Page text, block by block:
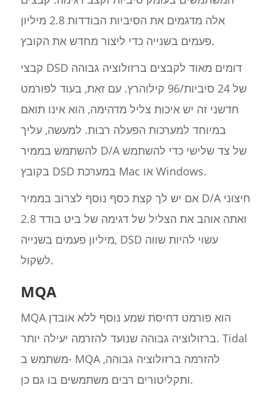
אלה מדגמים את הסיביות הבודדות 2.8 מיליון
פעמים בשנייה כדי ליצור מחדש את הקובץ.
קבצי DSD דומים מאוד לקבצים ברזולוציה גבוהה
של 24 סיביות/96 קילוהרץ. עם זאת, בעוד לפורמט
חדשני זה יש איכות צליל מדהימה, הוא אינו תואם
במיוחד למערכות הפעלה רבות. למעשה, עליך
להשתמש בממיר D/A של צד שלישי כדי להשתמש
בקובץ DSD במערכת Mac או Windows.
אם יש לך קצת כסף נוסף לצרוב בממיר D/A חיצוני
ואתה אוהב את הצליל של דגימה של ביט בודד 2.8
מיליון פעמים בשנייה, DSD עשוי להיות שווה
לשקול.
MQA
MQA הוא פורמט דחיסת שמע נוסף ללא אובדן
ברזולוציה גבוהה שנועד להזרמה יעילה יותר. Tidal
משתמש ב- MQA להזרמה ברזולוציה גבוהה,
ותקליטורים רבים משתמשים בו גם כן.